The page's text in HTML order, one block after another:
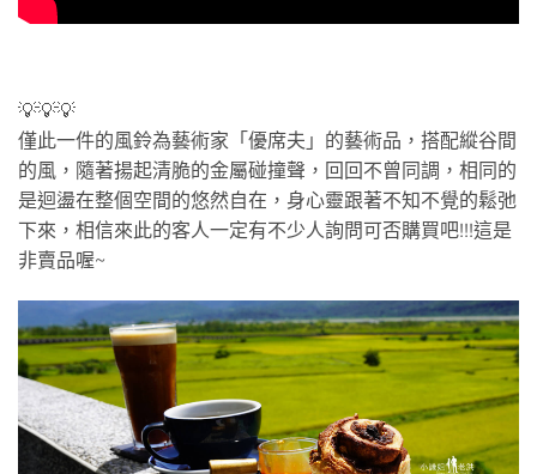
💡💡💡
僅此一件的風鈴為藝術家「優席夫」的藝術品，搭配縱谷間
的風，隨著揚起清脆的金屬碰撞聲，回回不曾同調，相同的
是迴盪在整個空間的悠然自在，身心靈跟著不知不覺的鬆弛
下來，相信來此的客人一定有不少人詢問可否購買吧!!!這是
非賣品喔~